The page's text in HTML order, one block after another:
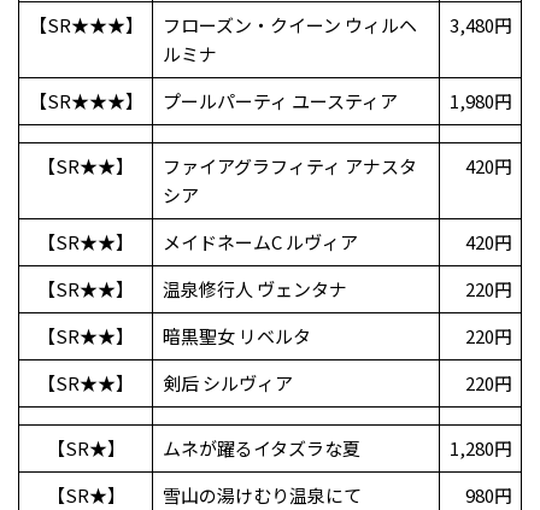
【SR★★★】
フローズン・クイーン ウィルヘ
ルミナ
3,480円
【SR★★★】 プールパーティ ユースティア 1,980円
【SR★★】
ファイアグラフィティ アナスタ
シア
420円
【SR★★】 メイドネームC ルヴィア
420円
【SR★★】
温泉修行人 ヴェンタナ
220円
【SR★★】
暗黒聖女 リベルタ
220円
【SR★★】
剣后 シルヴィア 220円
【SR★】 ムネが躍るイタズラな夏
1,280円
【SR★】
雪山の湯けむり温泉にて
980円